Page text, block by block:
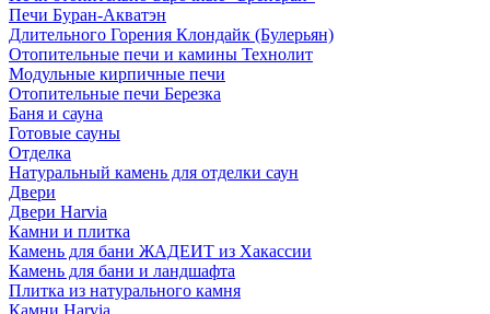
Печи Буран-Акватэн
Длительного Горения Клондайк (Булерьян)
Отопительные печи и камины Технолит
Модульные кирпичные печи
Отопительные печи Березка
Баня и сауна
Готовые сауны
Отделка
Натуральный камень для отделки саун
Двери
Двери Harvia
Камни и плитка
Камень для бани ЖАДЕИТ из Хакассии
Камень для бани и ландшафта
Плитка из натурального камня
Камни Harvia